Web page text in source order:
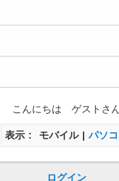
こんにちは ゲストさ
表示 モバイル パソ
ログイン